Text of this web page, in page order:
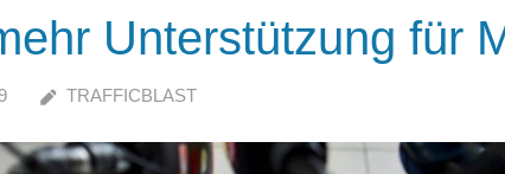
Unterstützung für
TRAFFICBLAST